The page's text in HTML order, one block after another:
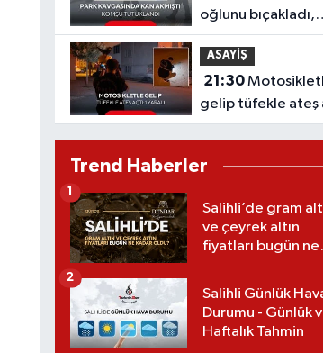
oğlunu bıçakladı,
tutuklandı
ASAYİŞ
21:30Motosikletle
gelip tüfekle ateş
1 yaralı
Trend Haberler
Salihli’de gram
ve çeyrek altın
fiyatları bugün ne
(05.08.2026)
1
Salihli Günlük
Durumu - Günlük
Haftalık Tahmin
2